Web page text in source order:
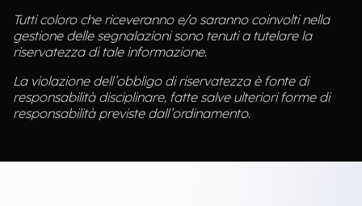
Tutti coloro che riceveranno e/o saranno coinvolti nella
gestione delle segnalazioni sono tenuti a tutelare la
riservatezza di tale informazione.
La violazione dell’obbligo di riservatezza è fonte di
responsabilità disciplinare, fatte salve ulteriori forme di
responsabilità previste dall’ordinamento.